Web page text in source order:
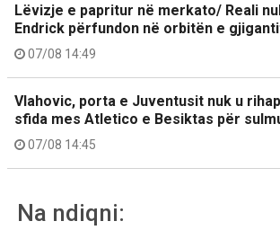
Lëvizje e papritur në merkato/ Reali
Endrick përfundon në orbitën e
07/08 14:49
Vlahovic, porta e Juventusit nuk u
sfida mes Atletico e Besiktas për
07/08 14:45
Na ndiqni: